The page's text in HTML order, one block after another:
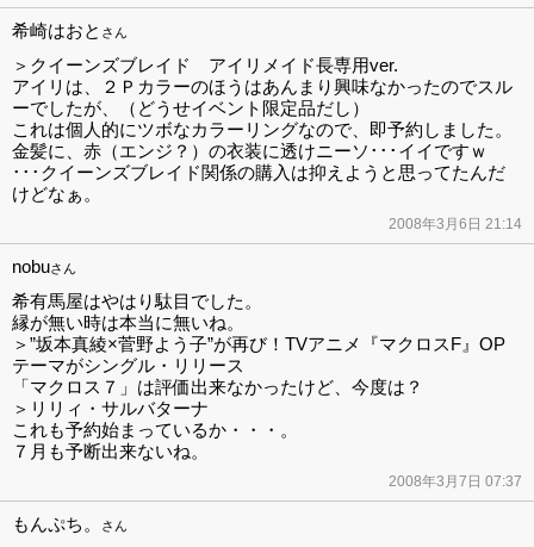
希崎はおと さん
＞クイーンズブレイド アイリメイド長専用ver.
アイリは、２Ｐカラーのほうはあんまり興味なかったのでスル
ーでしたが、（どうせイベント限定品だし）
これは個人的にツボなカラーリングなので、即予約しました。
金髪に、赤（エンジ？）の衣装に透けニーソ･･･イイですｗ
･･･クイーンズブレイド関係の購入は抑えようと思ってたんだ
けどなぁ。
2008年3月6日 21:14
nobuさん
希有馬屋はやはり駄目でした。
縁が無い時は本当に無いね。
＞”坂本真綾×菅野よう子”が再び！TVアニメ『マクロスF』OP
テーマがシングル・リリース
「マクロス７」は評価出来なかったけど、今度は？
＞リリィ・サルバターナ
これも予約始まっているか・・・。
７月も予断出来ないね。
2008年3月7日 07:37
もんぷち。 さん